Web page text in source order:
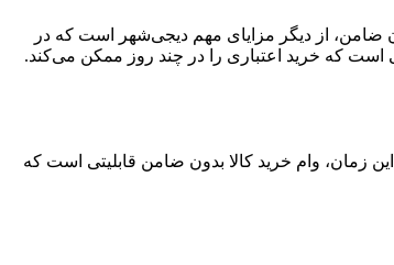
ضامن، از دیگر مزایای مهم دیجی‌شهر است که در
است که خرید اعتباری را در چند روز ممکن می‌کند.
زمان، وام خرید کالا بدون ضامن قابلیتی است که